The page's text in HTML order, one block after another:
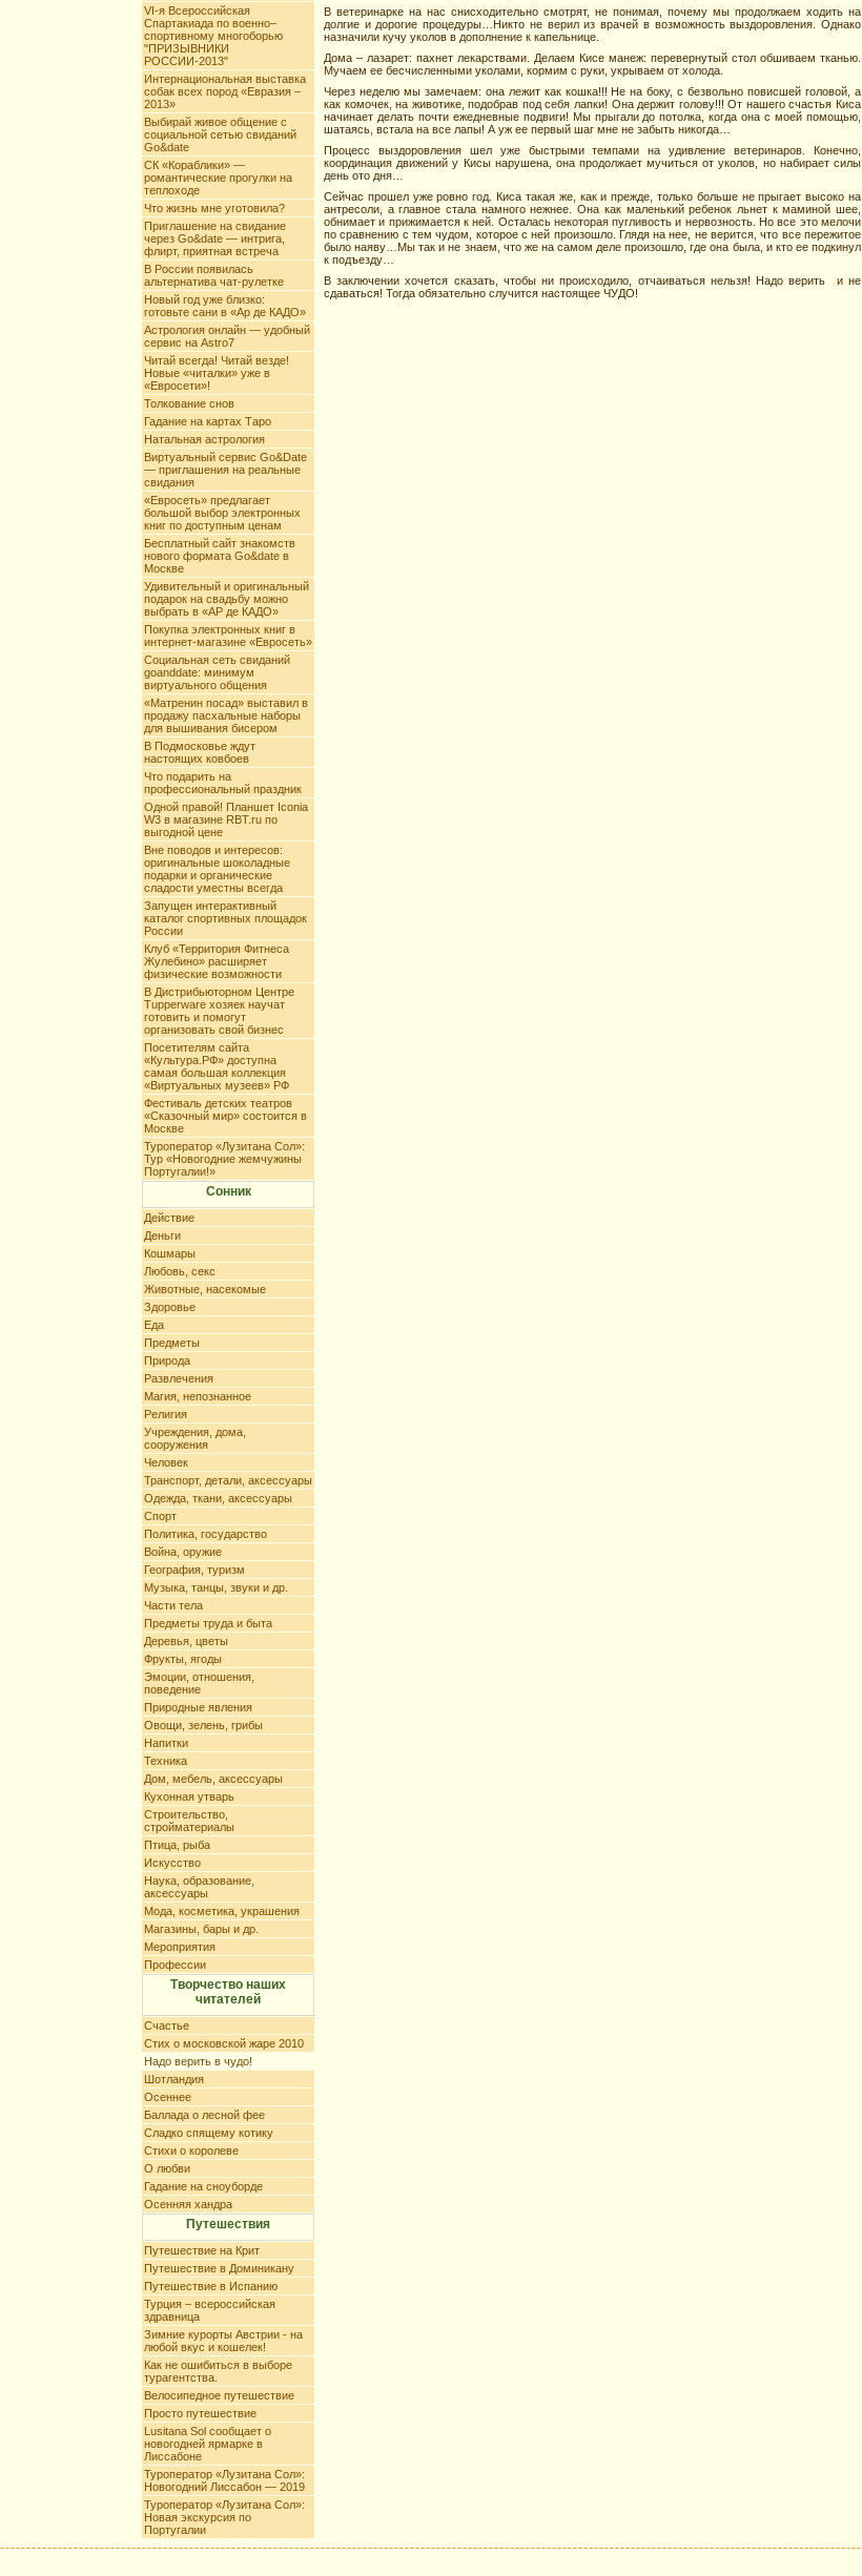
VI-я Всероссийская
Спартакиада по военно–
спортивному многоборью
"ПРИЗЫВНИКИ
РОССИИ-2013"
Интернациональная выставка
собак всех пород «Евразия –
2013»
Выбирай живое общение с
социальной сетью свиданий
Go&date
СК «Кораблики» —
романтические прогулки на
теплоходе
Что жизнь мне уготовила?
Приглашение на свидание
через Go&date — интрига,
флирт, приятная встреча
В России появилась
альтернатива чат-рулетке
Новый год уже близко:
готовьте сани в «Ар де КАДО»
Астрология онлайн — удобный
сервис на Astro7
Читай всегда! Читай везде!
Новые «читалки» уже в
«Евросети»!
Толкование снов
Гадание на картах Таро
Натальная астрология
Виртуальный сервис Go&Date
— приглашения на реальные
свидания
«Евросеть» предлагает
большой выбор электронных
книг по доступным ценам
Бесплатный сайт знакомств
нового формата Go&date в
Москве
Удивительный и оригинальный
подарок на свадьбу можно
выбрать в «АР де КАДО»
Покупка электронных книг в
интернет-магазине «Евросеть»
Социальная сеть свиданий
goanddate: минимум
виртуального общения
«Матренин посад» выставил в
продажу пасхальные наборы
для вышивания бисером
В Подмосковье ждут
настоящих ковбоев
Что подарить на
профессиональный праздник
Одной правой! Планшет Iconia
W3 в магазине RBT.ru по
выгодной цене
Вне поводов и интересов:
оригинальные шоколадные
подарки и органические
сладости уместны всегда
Запущен интерактивный
каталог спортивных площадок
России
Клуб «Территория Фитнеса
Жулебино» расширяет
физические возможности
В Дистрибьюторном Центре
Tupperware хозяек научат
готовить и помогут
организовать свой бизнес
Посетителям сайта
«Культура.РФ» доступна
самая большая коллекция
«Виртуальных музеев» РФ
Фестиваль детских театров
«Сказочный мир» состоится в
Москве
Туроператор «Лузитана Сол»:
Тур «Новогодние жемчужины
Португалии!»
Сонник
Действие
Деньги
Кошмары
Любовь, секс
Животные, насекомые
Здоровье
Еда
Предметы
Природа
Развлечения
Магия, непознанное
Религия
Учреждения, дома,
сооружения
Человек
Транспорт, детали, аксессуары
Одежда, ткани, аксессуары
Спорт
Политика, государство
Война, оружие
География, туризм
Музыка, танцы, звуки и др.
Части тела
Предметы труда и быта
Деревья, цветы
Фрукты, ягоды
Эмоции, отношения,
поведение
Природные явления
Овощи, зелень, грибы
Напитки
Техника
Дом, мебель, аксессуары
Кухонная утварь
Строительство,
стройматериалы
Птица, рыба
Искусство
Наука, образование,
аксессуары
Мода, косметика, украшения
Магазины, бары и др.
Мероприятия
Профессии
Творчество наших
читателей
Счастье
Стих о московской жаре 2010
Надо верить в чудо!
Шотландия
Осеннее
Баллада о лесной фее
Сладко спящему котику
Стихи о королеве
О любви
Гадание на сноуборде
Осенняя хандра
Путешествия
Путешествие на Крит
Путешествие в Доминикану
Путешествие в Испанию
Турция – всероссийская
здравница
Зимние курорты Австрии - на
любой вкус и кошелек!
Как не ошибиться в выборе
турагентства.
Велосипедное путешествие
Просто путешествие
Lusitana Sol сообщает о
новогодней ярмарке в
Лиссабоне
Туроператор «Лузитана Сол»:
Новогодний Лиссабон — 2019
Туроператор «Лузитана Сол»:
Новая экскурсия по
Португалии
В ветеринарке на нас снисходительно смотрят, не понимая, почему мы продолжаем ходить на
долгие и дорогие процедуры…Никто не верил из врачей в возможность выздоровления. Однако
назначили кучу уколов в дополнение к капельнице.
Дома – лазарет: пахнет лекарствами. Делаем Кисе манеж: перевернутый стол обшиваем тканью.
Мучаем ее бесчисленными уколами, кормим с руки, укрываем от холода.
Через неделю мы замечаем: она лежит как кошка!!! Не на боку, с безвольно повисшей головой, а
как комочек, на животике, подобрав под себя лапки! Она держит голову!!! От нашего счастья Киса
начинает делать почти ежедневные подвиги! Мы прыгали до потолка, когда она с моей помощью,
шатаясь, встала на все лапы! А уж ее первый шаг мне не забыть никогда…
Процесс выздоровления шел уже быстрыми темпами на удивление ветеринаров. Конечно,
координация движений у Кисы нарушена, она продолжает мучиться от уколов, но набирает силы
день ото дня…
Сейчас прошел уже ровно год. Киса такая же, как и прежде, только больше не прыгает высоко на
антресоли, а главное стала намного нежнее. Она как маленький ребенок льнет к маминой шее,
обнимает и прижимается к ней. Осталась некоторая пугливость и нервозность. Но все это мелочи
по сравнению с тем чудом, которое с ней произошло. Глядя на нее, не верится, что все пережитое
было наяву…Мы так и не знаем, что же на самом деле произошло, где она была, и кто ее подкинул
к подъезду…
В заключении хочется сказать, чтобы ни происходило, отчаиваться нельзя! Надо верить и не
сдаваться! Тогда обязательно случится настоящее ЧУДО!